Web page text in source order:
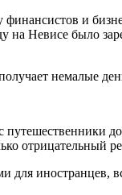
финансистов и
на Невисе было
немалые
путешественники
отрицательный
для иностранцев,